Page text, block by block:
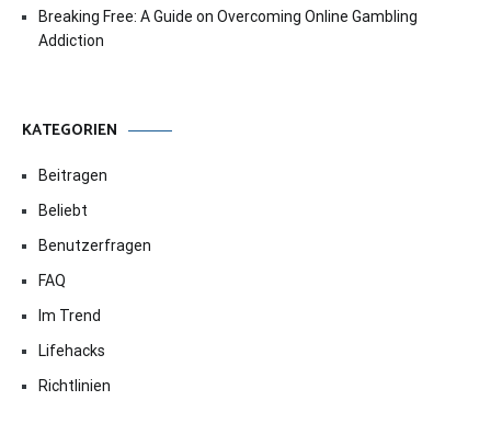
Breaking Free: A Guide on Overcoming Online Gambling
Addiction
KATEGORIEN
Beitragen
Beliebt
Benutzerfragen
FAQ
Im Trend
Lifehacks
Richtlinien